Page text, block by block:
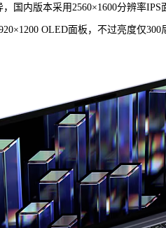
国内版本采用2560×1600分辨率
OLED面板，不过亮度仅